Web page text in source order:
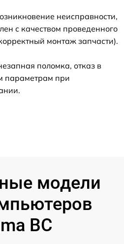
неисправности,
с качеством проведенного
монтаж запчасти).
поломка, отказ в
параметрам при
модели
BC